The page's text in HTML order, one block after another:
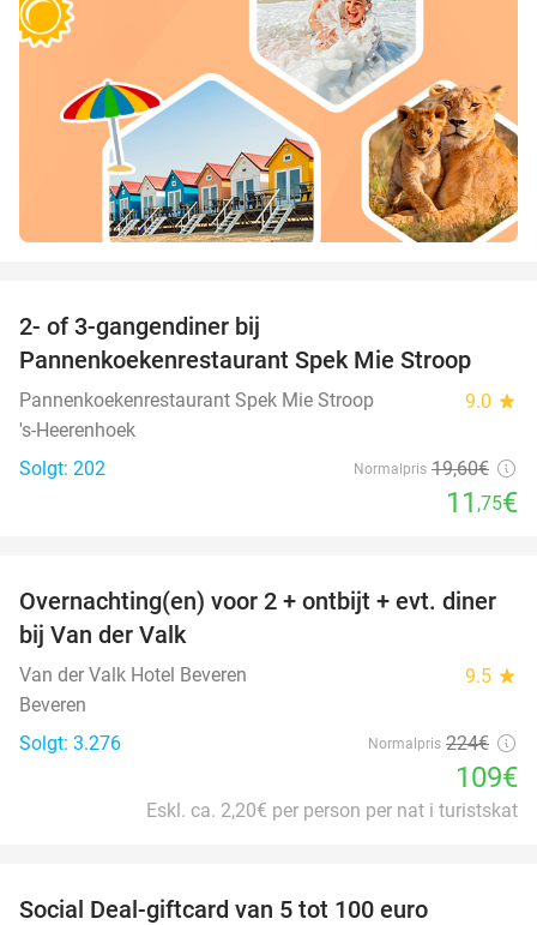
2- of 3-gangendiner bij
Pannenkoekenrestaurant Spek Mie Stroop
Pannenkoekenrestaurant Spek Mie Stroop 9.0 star
's-Heerenhoek
Solgt: 202
Normalpris 19,60€
11 ,75€
51%
Overnachting(en) voor 2 + ontbijt + evt. diner
bij Van der Valk
Van der Valk Hotel Beveren 9.5 star
Beveren
Solgt: 3.276
Normalpris 224€
109€
Eskl. ca. 2,20€ per person per nat i turistskat
Social Deal-giftcard van 5 tot 100 euro